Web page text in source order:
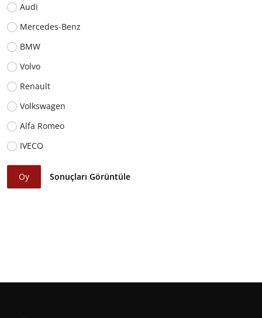
Audi
Mercedes-Benz
BMW
Volvo
Renault
Volkswagen
Alfa Romeo
IVECO
Oy Sonuçları Görüntüle